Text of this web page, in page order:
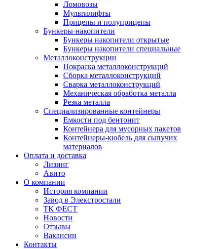
Ломовозы
Мультилифты
Прицепы и полуприцепы
Бункеры-накопители
Бункеры накопители открытые
Бункеры накопители специальные
Металлоконструкции
Покраска металлоконструкций
Сборка металлоконструкций
Сварка металлоконструкций
Механическая обработка металла
Резка металла
Специализированные контейнеры
Емкости под бентонит
Контейнера для мусорных пакетов
Контейнеры-кюбель для сыпучих
материалов
Оплата и доставка
Лизинг
Авито
О компании
История компании
Завод в Элекстростали
ТК ФЕСТ
Новости
Отзывы
Вакансии
Контакты